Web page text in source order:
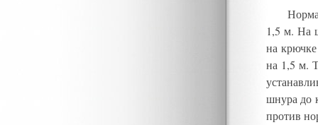
1,5 м. На
на
на 1,5 м.
шнура до
против